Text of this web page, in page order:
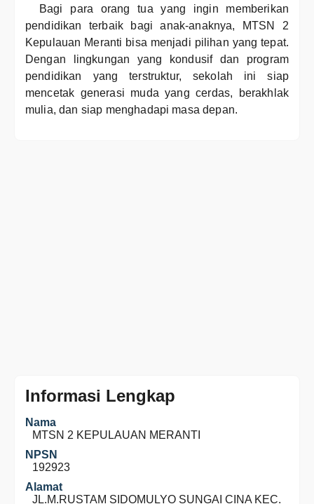
Bagi para orang tua yang ingin memberikan
pendidikan terbaik bagi anak-anaknya, MTSN 2
Kepulauan Meranti bisa menjadi pilihan yang tepat.
Dengan lingkungan yang kondusif dan program
pendidikan yang terstruktur, sekolah ini siap
mencetak generasi muda yang cerdas, berakhlak
mulia, dan siap menghadapi masa depan.
Informasi Lengkap
Nama
MTSN 2 KEPULAUAN MERANTI
NPSN
192923
Alamat
JL.M.RUSTAM SIDOMULYO SUNGAI CINA KEC.